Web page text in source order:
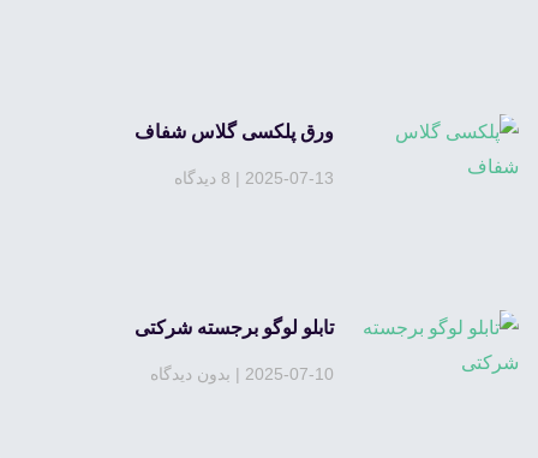
ورق پلکسی گلاس شفاف
2025-07-13
تابلو لوگو برجسته شرکتی
2025-07-10 بدون دیدگاه